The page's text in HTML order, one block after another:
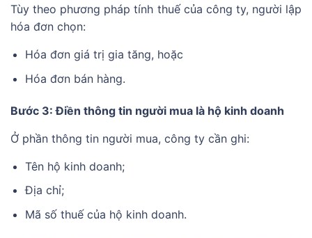
Tùy theo phương pháp tính thuế của công ty, người lập
hóa đơn chọn:
Hóa đơn giá trị gia tăng, hoặc
Hóa đơn bán hàng.
Bước 3: Điền thông tin người mua là hộ kinh doanh
Ở phần thông tin người mua, công ty cần ghi:
Tên hộ kinh doanh;
Địa chỉ;
Mã số thuế của hộ kinh doanh.